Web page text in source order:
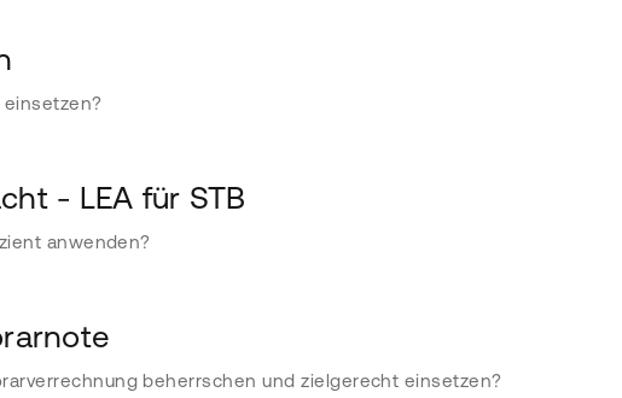
- LEA für STB
anwenden?
beherrschen und zielgerecht einsetzen?